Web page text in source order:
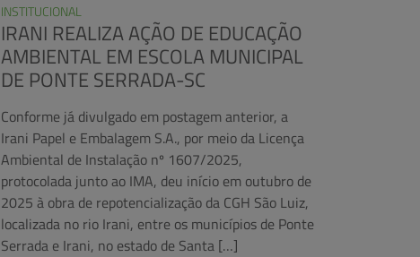
INSTITUCIONAL
IRANI REALIZA AÇÃO DE EDUCAÇÃO
AMBIENTAL EM ESCOLA MUNICIPAL
DE PONTE SERRADA-SC
Conforme já divulgado em postagem anterior, a
Irani Papel e Embalagem S.A., por meio da Licença
Ambiental de Instalação nº 1607/2025,
protocolada junto ao IMA, deu início em outubro de
2025 à obra de repotencialização da CGH São Luiz,
localizada no rio Irani, entre os municípios de Ponte
Serrada e Irani, no estado de Santa […]